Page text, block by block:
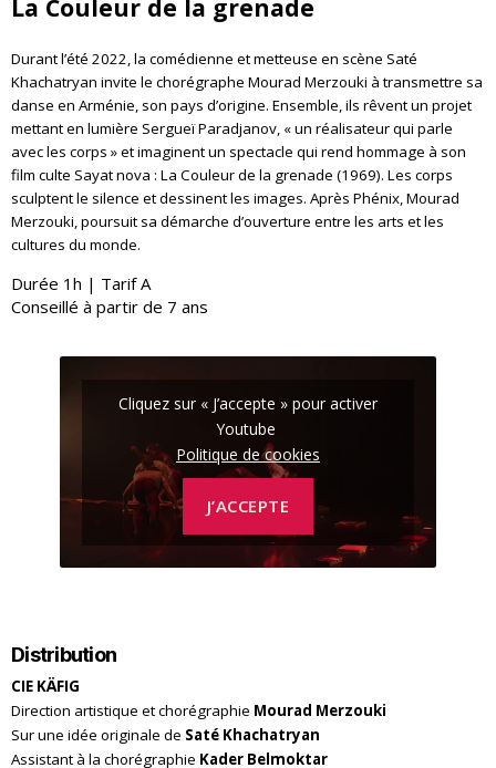
La Couleur de la grenade
Durant l’été 2022, la comédienne et metteuse en scène Saté
Khachatryan invite le chorégraphe Mourad Merzouki à transmettre sa
danse en Arménie, son pays d’origine. Ensemble, ils rêvent un projet
mettant en lumière Sergueï Paradjanov, « un réalisateur qui parle
avec les corps » et imaginent un spectacle qui rend hommage à son
film culte Sayat nova : La Couleur de la grenade (1969). Les corps
sculptent le silence et dessinent les images. Après Phénix, Mourad
Merzouki, poursuit sa démarche d’ouverture entre les arts et les
cultures du monde.
Durée 1h | Tarif A
Conseillé à partir de 7 ans
Cliquez sur « J’accepte » pour activer
Youtube
Politique de cookies
J’ACCEPTE
Distribution
CIE KÄFIG
Direction artistique et chorégraphie Mourad Merzouki
Sur une idée originale de Saté Khachatryan
Assistant à la chorégraphie Kader Belmoktar